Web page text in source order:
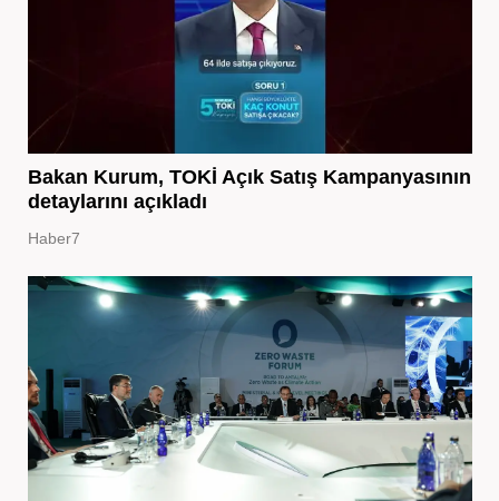
Bakan Kurum, TOKİ Açık Satış Kampanyasının
detaylarını açıkladı
Haber7